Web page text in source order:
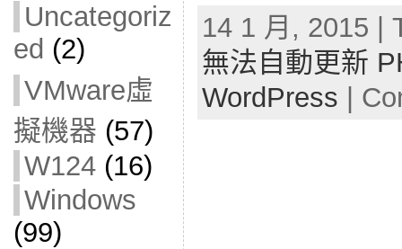
Uncategoriz
ed (2)
VMware虛
擬機器 (57)
W124(16)
Windows
(99)
14 1 月, 2015 |
無法自動更新
WordPress